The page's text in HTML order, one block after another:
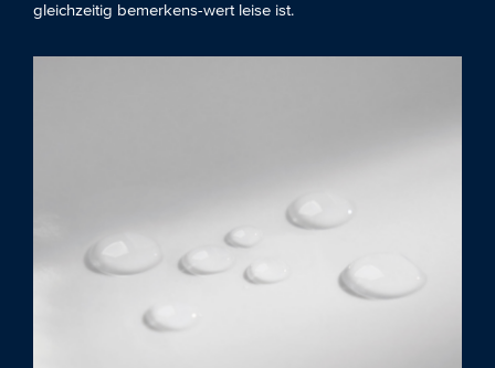
gleichzeitig bemerkens-wert leise ist.